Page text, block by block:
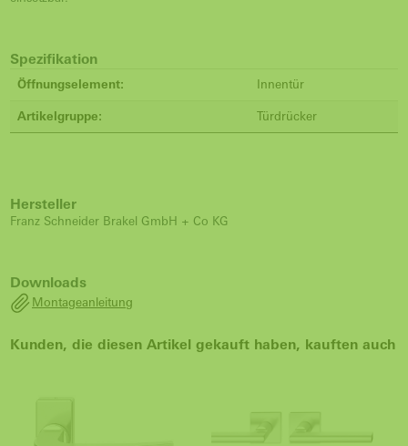
Spezifikation
Öffnungselement: Innentür
Artikelgruppe: Türdrücker
Hersteller
Franz Schneider Brakel GmbH + Co KG
Downloads
Montageanleitung
Kunden, die diesen Artikel gekauft haben, kauften auch